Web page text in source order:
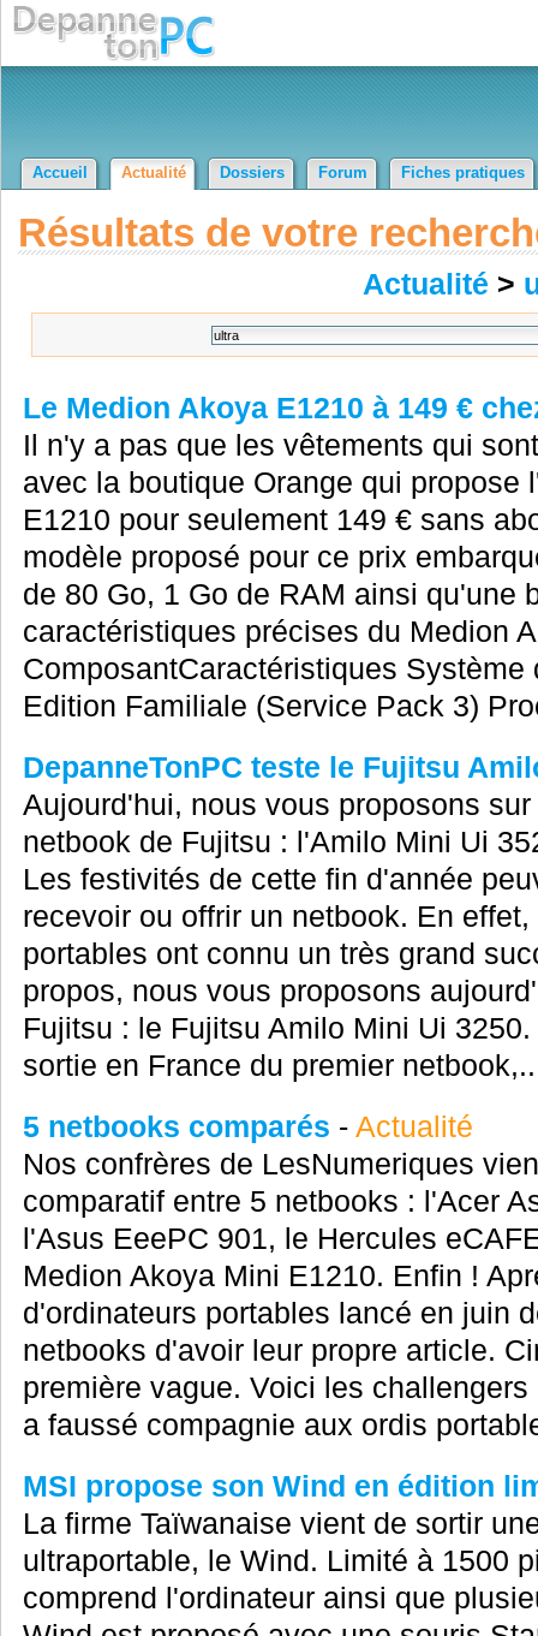
Accueil Actualité Dossiers Forum Fiches pratiques
Résultats de votre
Actualité >
Le Medion Akoya E1210 à 149 €
Il n'y a pas que les vêtements qui
avec la boutique Orange qui propose
E1210 pour seulement 149 € sans
modèle proposé pour ce prix
de 80 Go, 1 Go de RAM ainsi qu'une
caractéristiques précises du Medion
ComposantCaractéristiques
Edition Familiale (Service Pack 3)
DepanneTonPC teste le Fujitsu
Aujourd'hui, nous vous proposons
netbook de Fujitsu : l'Amilo Mini Ui
Les festivités de cette fin d'année
recevoir ou offrir un netbook. En
portables ont connu un très grand
propos, nous vous proposons
Fujitsu : le Fujitsu Amilo Mini Ui
sortie en France du premier
5 netbooks comparés - Actualité
Nos confrères de LesNumeriques
comparatif entre 5 netbooks : l'Acer
l'Asus EeePC 901, le Hercules
Medion Akoya Mini E1210. Enfin !
d'ordinateurs portables lancé en juin
netbooks d'avoir leur propre article.
première vague. Voici les
a faussé compagnie aux ordis
MSI propose son Wind en édition
La firme Taïwanaise vient de sortir
ultraportable, le Wind. Limité à 1500
comprend l'ordinateur ainsi que